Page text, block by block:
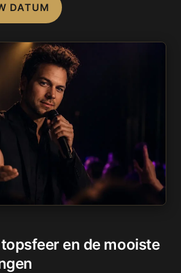
DATUM
en de mooiste